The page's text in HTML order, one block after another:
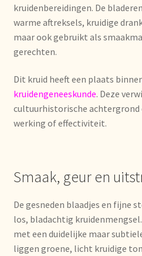
Mentions légales
Mijn account
Mijn Favorieten
Multilingualism
Multilingüismo.
Newsletter
kruidenbereidingen. De
warme aftreksels, kruidige
maar ook gebruikt als
gerechten.
Dit kruid heeft een plaats
kruidengeneeskunde. Deze
cultuurhistorische achtergrond
werking of effectiviteit.
Smaak, geur en
De gesneden blaadjes en fijne
los, bladachtig
met een duidelijke maar
liggen groene, licht kruidige